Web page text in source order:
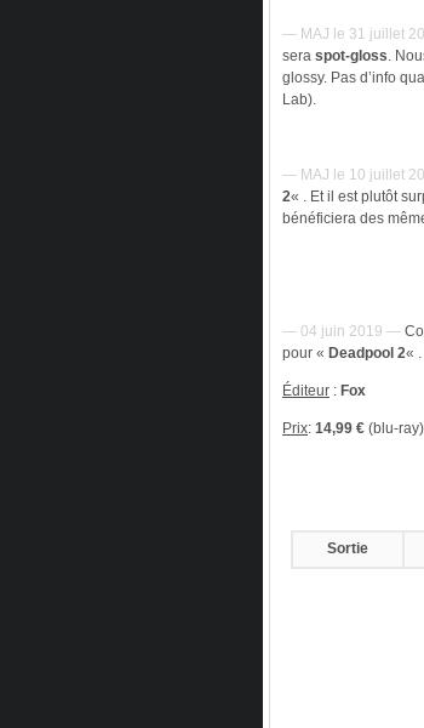
— MAJ le 31 juillet
sera spot-gloss.
glossy. Pas d’info
Lab).
— MAJ le 10 juillet
2« . Et il est plutôt
bénéficiera des
— 04 juin 2019 —
pour « Deadpool 2«
Éditeur : Fox
Prix: 14,99 € (blu-ray)
Sortie